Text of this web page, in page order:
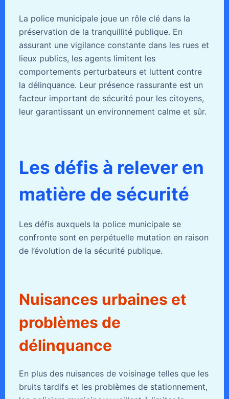
La police municipale joue un rôle clé dans la
préservation de la tranquillité publique. En
assurant une vigilance constante dans les rues et
lieux publics, les agents limitent les
comportements perturbateurs et luttent contre
la délinquance. Leur présence rassurante est un
facteur important de sécurité pour les citoyens,
leur garantissant un environnement calme et sûr.
Les défis à relever en
matière de sécurité
Les défis auxquels la police municipale se
confronte sont en perpétuelle mutation en raison
de l’évolution de la sécurité publique.
Nuisances urbaines et
problèmes de
délinquance
En plus des nuisances de voisinage telles que les
bruits tardifs et les problèmes de stationnement,